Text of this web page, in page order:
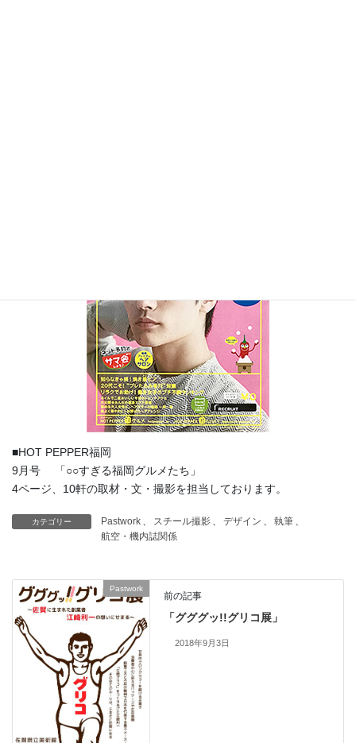
■HOT PEPPER福岡
9月号 「○○すぎる福岡グルメたち」
4ページ、10軒の取材・文・撮影を担当しております。
カテゴリー Pastwork スチール撮影 デザイン 執筆
航空・機内誌関係
Pastwork
前の記事
「グググッ!!グリコ展」
2018年9月3日